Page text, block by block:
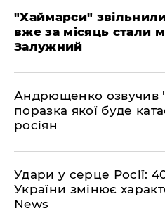
"Хаймарси"
вже за місяць стали
Залужний
Андрющенко озвучив
поразка якої буде
росіян
Удари у серце Росії:
України змінює
News